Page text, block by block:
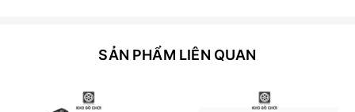
SẢN PHẨM LIÊN QUAN